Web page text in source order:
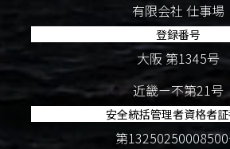
有限会社 仕事場
登録番号
大阪 第1345号
近畿ー不第21号
安全統括管理者資格者
第